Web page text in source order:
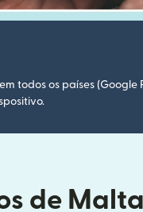
todos os países
de